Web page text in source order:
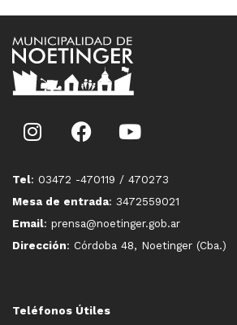
Tel: 03472 -470119 / 470273
Mesa de entrada: 3472559021
Email: prensa@noetinger.gob.ar
Dirección: Córdoba 48, Noetinger (Cba.)
Teléfonos Útiles